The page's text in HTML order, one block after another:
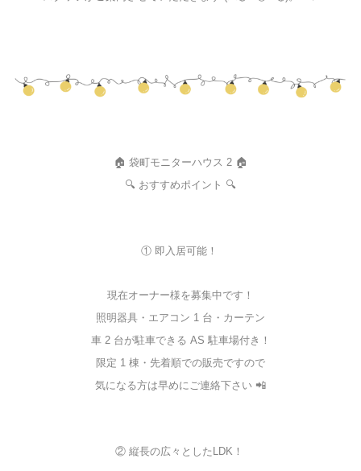
🏠 袋町モニターハウス 2 🏠
🔍 おすすめポイント 🔍
① 即入居可能！
現在オーナー様を募集中です！
照明器具・エアコン 1 台・カーテン
車 2 台が駐車できる AS 駐車場付き！
限定 1 棟・先着順での販売ですので
気になる方は早めにご連絡下さい 📲
② 縦長の広々としたLDK！